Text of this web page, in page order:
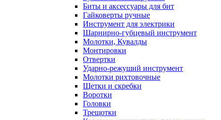
Биты и аксессуары для бит
Гайковерты ручные
Инструмент для электрики
Шарнирно-губцевый инструмент
Молотки, Кувалды
Монтировки
Отвертки
Ударно-режуший инструмент
Молотки рихтовочные
Щетки и скребки
Воротки
Головки
Трещотки